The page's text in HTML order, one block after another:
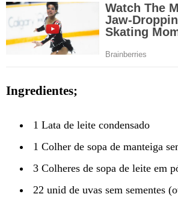
Ingredientes;
1 Lata de leite condensado
1 Colher de sopa de manteiga
3 Colheres de sopa de leite em
22 unid de uvas sem sementes